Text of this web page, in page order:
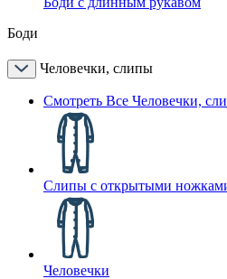
Боди
Человечки, слипы
Смотреть Все Человечки,
Слипы с открытыми
Человечки